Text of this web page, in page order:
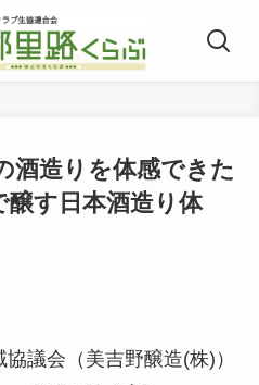
造りを体感できた
醸す日本酒造り体
議会（美吉野醸造(株)）